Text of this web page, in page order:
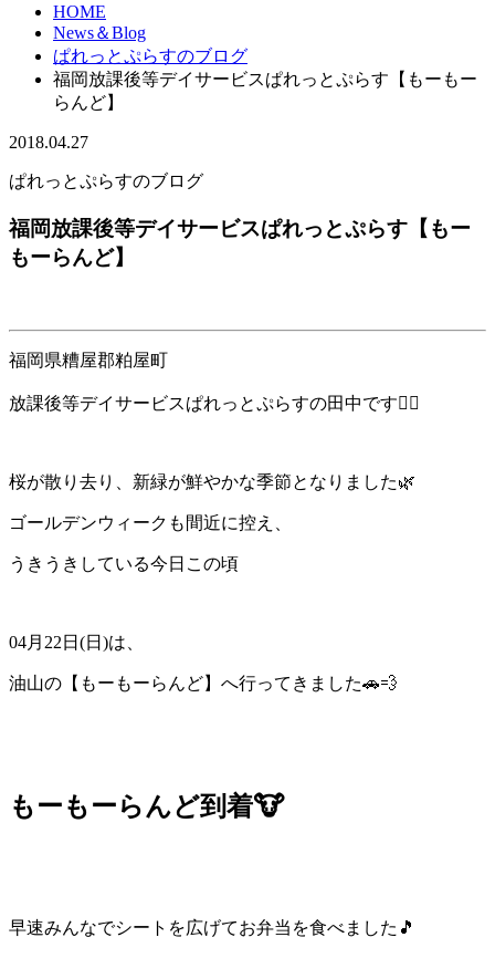
HOME
News＆Blog
ぱれっとぷらすのブログ
福岡放課後等デイサービスぱれっとぷらす【もーもー
らんど】
2018.04.27
ぱれっとぷらすのブログ
福岡放課後等デイサービスぱれっとぷらす【もー
もーらんど】
福岡県糟屋郡粕屋町
放課後等デイサービスぱれっとぷらすの田中です🙇‍♀️
桜が散り去り、新緑が鮮やかな季節となりました🌿
ゴールデンウィークも間近に控え、
うきうきしている今日この頃
04月22日(日)は、
油山の【もーもーらんど】へ行ってきました🚗💨
もーもーらんど到着🐮
早速みんなでシートを広げてお弁当を食べました🎵